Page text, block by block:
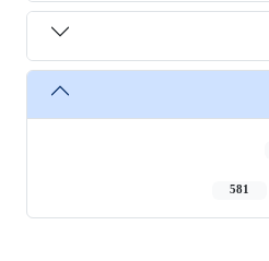
581